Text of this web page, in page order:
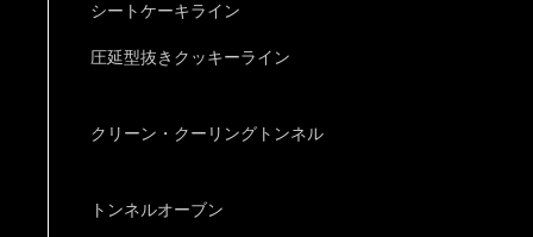
シートケーキライン
圧延型抜きクッキーライン
クリーン・クーリングトンネル
トンネルオーブン